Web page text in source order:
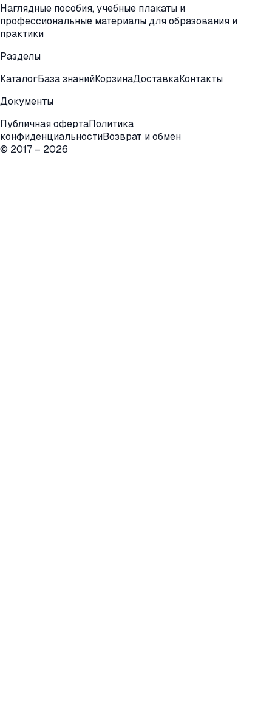
Наглядные пособия, учебные плакаты и
профессиональные материалы для образования и
практики
Разделы
КаталогБаза знанийКорзинаДоставкаКонтакты
Документы
Публичная офертаПолитика
конфиденциальностиВозврат и обмен
© 2017 – 2026